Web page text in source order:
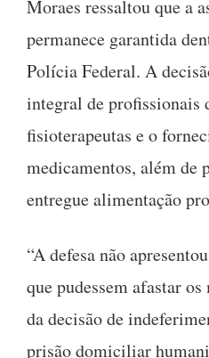
Moraes ressaltou que a
permanece garantida
Polícia Federal. A
integral de profissionais
fisioterapeutas e o
medicamentos, além
entregue alimentação
“A defesa não
que pudessem afastar
da decisão de
prisão domiciliar